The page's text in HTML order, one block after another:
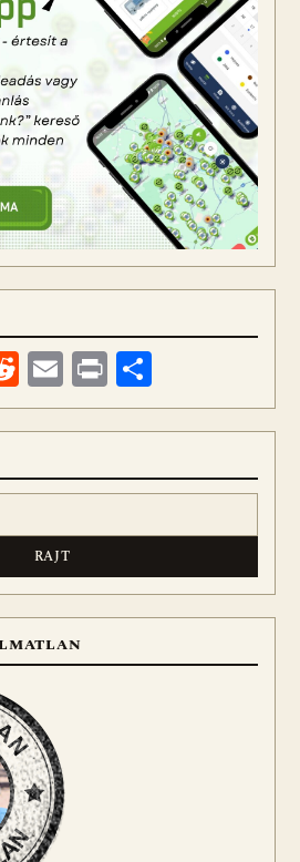
Reddit
Email
Print
meg